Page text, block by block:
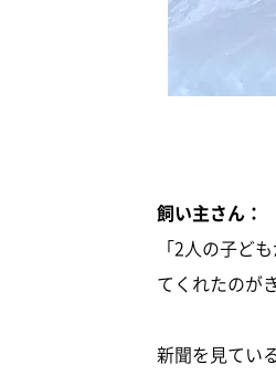
飼い主さん：
「2人の子ど
てくれたのが
新聞を見てい